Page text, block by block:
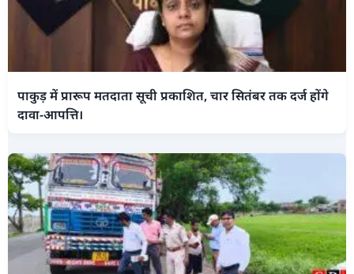
पाकुड़ में प्रारूप मतदाता सूची प्रकाशित, चार सितंबर तक दर्ज होंगे
दावा-आपत्ति।